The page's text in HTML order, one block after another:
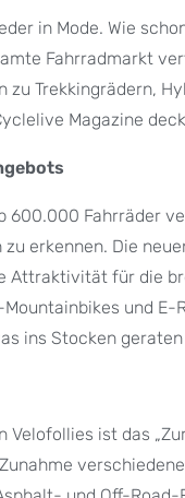
in Mode. Wie
Fahrradmarkt
zu Trekkingrädern,
Magazine
600.000 Fahrräder
erkennen. Die
Attraktivität für die
und
ins Stocken
Velofollies ist das